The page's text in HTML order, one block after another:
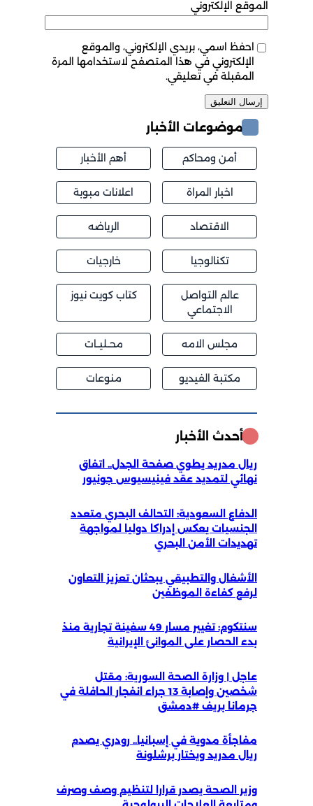
الموقع الإلكتروني
احفظ اسمي، بريدي الإلكتروني، والموقع
الإلكتروني في هذا المتصفح لاستخدامها المرة
المقبلة في تعليقي.
موضوعات الأخبار
أمن ومحاكم أهم الأخبار
اخبار المراة اعلانات مبوبة
الاقتصاد الرياضه
تكنالوجيا خارجيات
عالم التواصل
الاجتماعي
كتاب كويت نيوز
مجلس الامه محــليــات
مكتبة الفيديو منوعات
أحدث الأخبار
ريال مدريد يطوي صفحة الجدل.. اتفاق
نهائي لتمديد عقد فينيسيوس جونيور
الدفاع السعودية: التحالف البحري متعدد
الجنسيات يعكس إدراكا دوليا لمواجهة
تهديدات الأمن البحري
الأشغال والتطبيقي يبحثان تعزيز التعاون
لرفع كفاءة الموظفين
سنتكوم: تغيير مسار 49 سفينة تجارية منذ
بدء الحصار على الموانئ الإيرانية
عاجل | وزارة الصحة السورية: مقتل
شخصين وإصابة 13 جراء انفجار الحافلة في
جرمانا بريف #دمشق
مفاجأة مدوية في إسبانيا.. رودري يصدم
ريال مدريد ويختار برشلونة
وزير الصحة يصدر قرارا لتنظيم وصف وصرف